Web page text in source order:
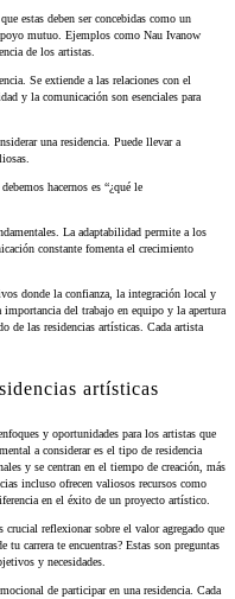
estas deben ser concebidas como un
mutuo. Ejemplos como Nau Ivanow
de los artistas.
Se extiende a las relaciones con el
y la comunicación son esenciales para
una residencia. Puede llevar a
hacernos es “¿qué le
La adaptabilidad permite a los
constante fomenta el crecimiento
donde la confianza, la integración local y
importancia del trabajo en equipo y la apertura
de las residencias artísticas. Cada artista
artísticas
y oportunidades para los artistas que
a considerar es el tipo de residencia
y se centran en el tiempo de creación, más
incluso ofrecen valiosos recursos como
en el éxito de un proyecto artístico.
crucial reflexionar sobre el valor agregado que
tu carrera te encuentras? Estas son preguntas
y necesidades.
de participar en una residencia. Cada